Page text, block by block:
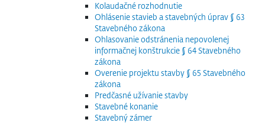
Kolaudačné rozhodnutie
Ohlásenie stavieb a stavebných úprav § 63
Stavebného zákona
Ohlasovanie odstránenia nepovolenej
informačnej konštrukcie § 64 Stavebného
zákona
Overenie projektu stavby § 65 Stavebného
zákona
Predčasné užívanie stavby
Stavebné konanie
Stavebný zámer